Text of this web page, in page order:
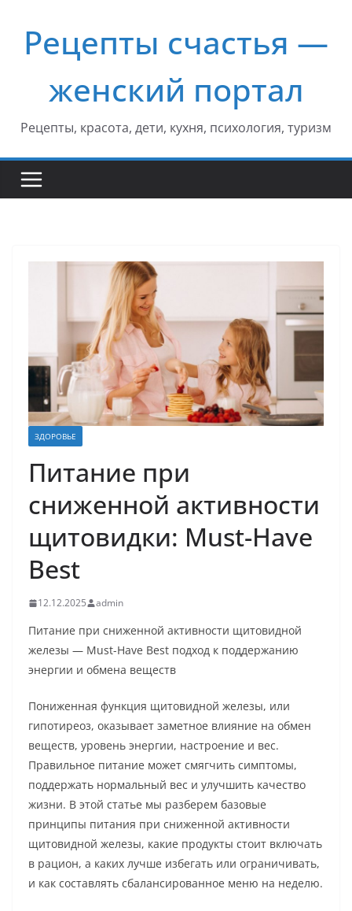
содержимому
Рецепты счастья —
женский портал
Рецепты, красота, дети, кухня, психология, туризм
ЗДОРОВЬЕ
Питание при
сниженной активности
щитовидки: Must-Have
Best
12.12.2025 admin
Питание при сниженной активности щитовидной
железы — Must-Have Best подход к поддержанию
энергии и обмена веществ
Пониженная функция щитовидной железы, или
гипотиреоз, оказывает заметное влияние на обмен
веществ, уровень энергии, настроение и вес.
Правильное питание может смягчить симптомы,
поддержать нормальный вес и улучшить качество
жизни. В этой статье мы разберем базовые
принципы питания при сниженной активности
щитовидной железы, какие продукты стоит включать
в рацион, а каких лучше избегать или ограничивать,
и как составлять сбалансированное меню на неделю.